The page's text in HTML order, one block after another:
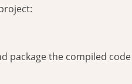
package the compiled